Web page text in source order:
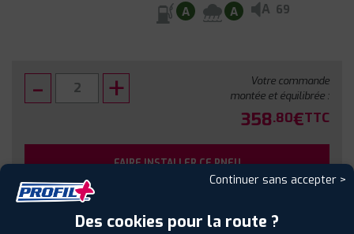
A A A 69
Votre commande
montée et équilibrée :
358.80€TTC
FAIRE INSTALLER CE PNEU
Sous réserve de disponibilité en agence
Continuer sans accepter >
Des cookies pour la route ?